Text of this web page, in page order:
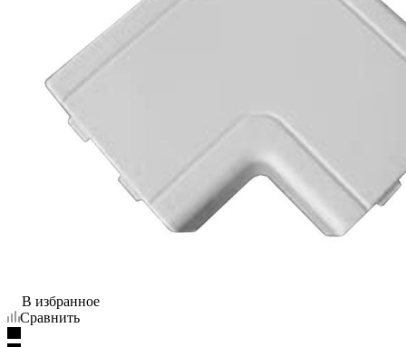
В избранное
Сравнить